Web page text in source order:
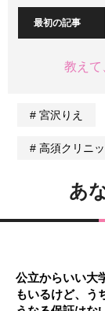
最初の記事
教えて
宮沢りえ
高須クリニ
あ
公立からいい大
もいるけど、う